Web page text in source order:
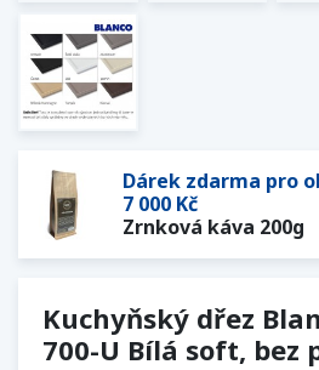
Dárek zdarma pro
7 000 Kč
Zrnková káva 200g
Kuchyňský dřez
700-U Bílá soft, bez